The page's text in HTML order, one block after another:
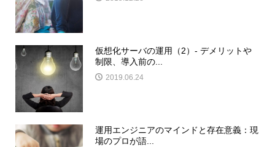
仮想化サーバの運用（2）- デメリットや
制限、導入前の...
2019.06.24
運用エンジニアのマインドと存在意義：現
場のプロが語...